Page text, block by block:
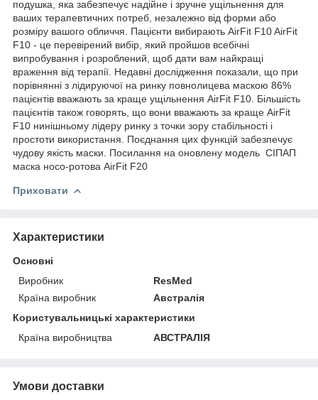
подушка, яка забезпечує надійне і зручне ущільнення для
ваших терапевтичних потреб, незалежно від форми або
розміру вашого обличчя. Пацієнти вибирають AirFit F10 AirFit
F10 - це перевірений вибір, який пройшов всебічні
випробування і розроблений, щоб дати вам найкращі
враження від терапії. Недавні дослідження показали, що при
порівнянні з лідируючої на ринку повнолицева маскою 86%
пацієнтів вважають за краще ущільнення AirFit F10. Більшість
пацієнтів також говорять, що вони вважають за краще AirFit
F10 нинішньому лідеру ринку з точки зору стабільності і
простоти використання. Поєднання цих функцій забезпечує
чудову якість маски. Посилання на оновлену модель СІПАП
маска носо-ротова AirFit F20
Приховати
Характеристики
Основні
Виробник
ResMed
Країна виробник
Австралія
Користувальницькі характеристики
Країна виробництва
АВСТРАЛІЯ
Умови доставки